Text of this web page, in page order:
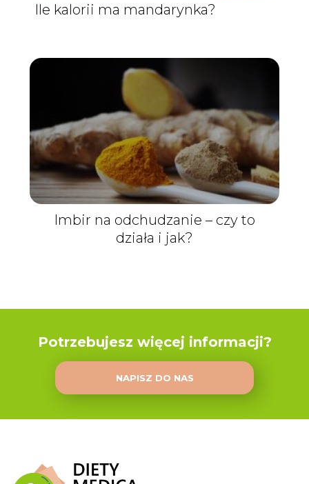
Ile kalorii ma mandarynka?
Imbir na odchudzanie – czy to
działa i jak?
Potrzebujesz więcej informacji?
NAPISZ DO NAS